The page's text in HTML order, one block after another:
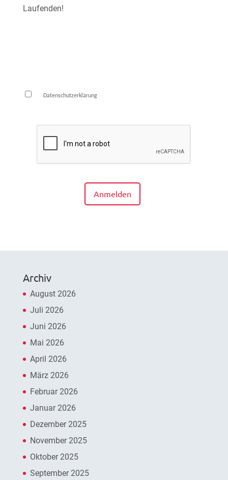
Laufenden!
Datenschutzerklärunghabe ich zur Kenntnis genommen und
Anmelden
Archiv
August 2026
Juli 2026
Juni 2026
Mai 2026
April 2026
März 2026
Februar 2026
Januar 2026
Dezember 2025
November 2025
Oktober 2025
September 2025